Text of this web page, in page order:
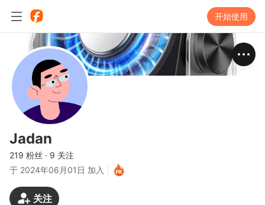
开始使用
Jadan
219 粉丝 · 9 关注
于 2024年06月01日 加入
关注